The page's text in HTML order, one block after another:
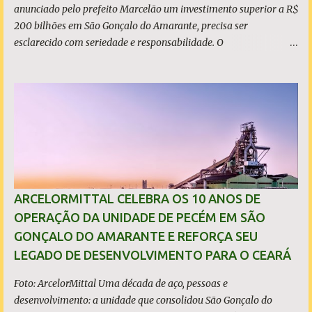
anunciado pelo prefeito Marcelão um investimento superior a R$
200 bilhões em São Gonçalo do Amarante, precisa ser
esclarecido com seriedade e responsabilidade. O
investimento que não lhe pertence, ou desconhece os limites
territoriais do município que governa. Em qualquer dos casos, a
situação é grave. A população tem direito à informação correta,
transparente e sem propaganda enganosa, sobretudo quando
investimentos bilionários são usados como vitrine política. O que
é, de fato, o CIPP O Complexo Industrial e Portuário do Pecém
(CIPP) está situado parcialmente nos municípios de São Gonçalo
do Amarante e de Caucaia, conforme demonstram o mapa
acima. Embora a Vila (ou distrito) do Pecém pertença a Sã...
ARCELORMITTAL CELEBRA OS 10 ANOS DE
OPERAÇÃO DA UNIDADE DE PECÉM EM SÃO
GONÇALO DO AMARANTE E REFORÇA SEU
LEGADO DE DESENVOLVIMENTO PARA O CEARÁ
Foto: ArcelorMittal Uma década de aço, pessoas e
desenvolvimento: a unidade que consolidou São Gonçalo do